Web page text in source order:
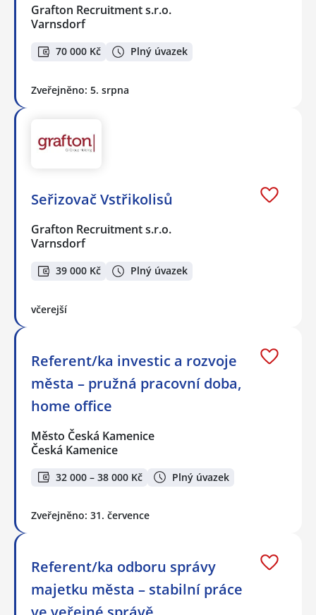
Grafton Recruitment s.r.o.
Varnsdorf
70 000 Kč Plný úvazek
Zveřejněno: 5. srpna
Seřizovač Vstřikolisů
Grafton Recruitment s.r.o.
Varnsdorf
39 000 Kč Plný úvazek
včerejší
Referent/ka investic a rozvoje
města – pružná pracovní doba,
home office
Město Česká Kamenice
Česká Kamenice
32 000 – 38 000 Kč Plný úvazek
Zveřejněno: 31. července
Referent/ka odboru správy
majetku města – stabilní práce